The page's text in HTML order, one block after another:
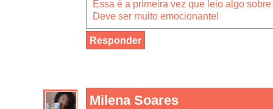
Essa é a primeira vez que leio algo
Deve ser muito emocionante!
Responder
Milena Soares